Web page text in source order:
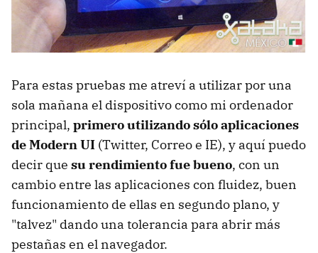
Para estas pruebas me atreví a utilizar por una
sola mañana el dispositivo como mi ordenador
principal, primero utilizando sólo aplicaciones
de Modern UI (Twitter, Correo e IE), y aquí puedo
decir que su rendimiento fue bueno, con un
cambio entre las aplicaciones con fluidez, buen
funcionamiento de ellas en segundo plano, y
"talvez" dando una tolerancia para abrir más
pestañas en el navegador.